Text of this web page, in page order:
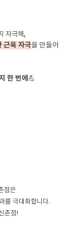
자극해,
근육 자극을 만들어
한 번에 💪
점은
를 극대화합니다.
촌점!